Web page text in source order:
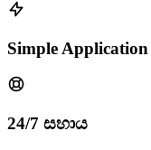
Simple Application
24/7 සහාය